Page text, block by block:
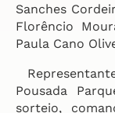
Sanches
Florêncio
Paula Cano
Pousada
sorteio,